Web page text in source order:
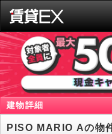
建物詳細
PISO MARIO Aの物